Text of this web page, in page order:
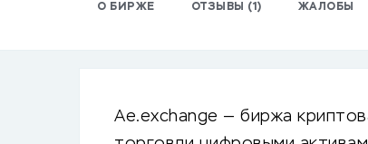
О БИРЖЕ ОТЗЫВЫ (1) ЖАЛОБЫ
Ae.exchange — биржа